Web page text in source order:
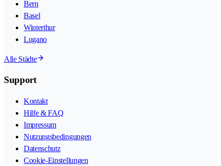
Bern
Basel
Winterthur
Lugano
Alle Städte
Support
Kontakt
Hilfe & FAQ
Impressum
Nutzungsbedingungen
Datenschutz
Cookie-Einstellungen